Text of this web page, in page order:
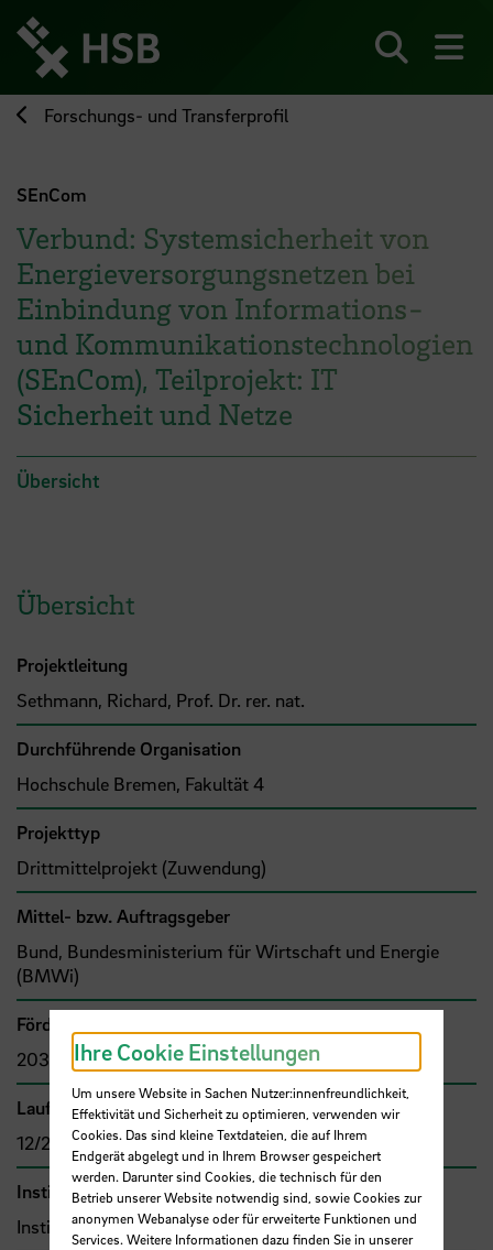
zum
Seiteninhalt
springen
Forschungs- und Transferprofil
SEnCom
Verbund: Systemsicherheit von
Energieversorgungsnetzen bei
Einbindung von Informations-
und Kommunikationstechnologien
(SEnCom), Teilprojekt: IT
Sicherheit und Netze
Übersicht
Übersicht
Projektleitung
Sethmann, Richard, Prof. Dr. rer. nat.
Durchführende Organisation
Hochschule Bremen, Fakultät 4
Projekttyp
Drittmittelprojekt (Zuwendung)
Mittel- bzw. Auftragsgeber
Bund, Bundesministerium für Wirtschaft und Energie
(BMWi)
Förder- bzw. Auftragssumme
203.719,00 €
Laufzeit
12/2014 - 01/2017
Institut
Institut für Informatik und Automation
Ihre Cookie Einstellungen
Um unsere Website in Sachen Nutzer:innenfreundlichkeit,
Effektivität und Sicherheit zu optimieren, verwenden wir
Cookies. Das sind kleine Textdateien, die auf Ihrem
Endgerät abgelegt und in Ihrem Browser gespeichert
werden. Darunter sind Cookies, die technisch für den
Betrieb unserer Website notwendig sind, sowie Cookies zur
anonymen Webanalyse oder für erweiterte Funktionen und
Services. Weitere Informationen dazu finden Sie in unserer